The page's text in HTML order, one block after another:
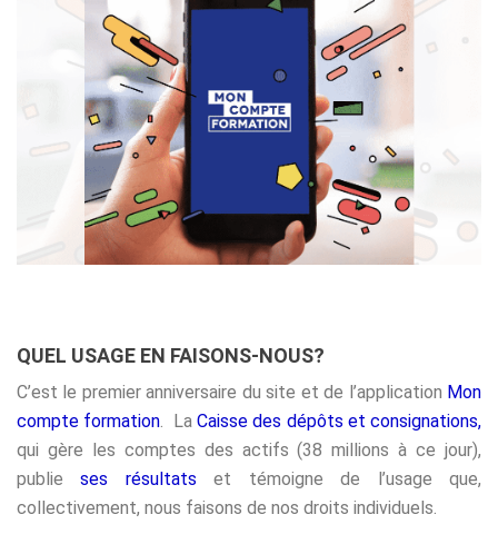
QUEL USAGE EN FAISONS-NOUS?
C’est le premier anniversaire du site et de l’application Mon
compte formation . La Caisse des dépôts et consignations,
qui gère les comptes des actifs (38 millions à ce jour),
publieses résultats et témoigne de l’usage que,
collectivement, nous faisons de nos droits individuels.